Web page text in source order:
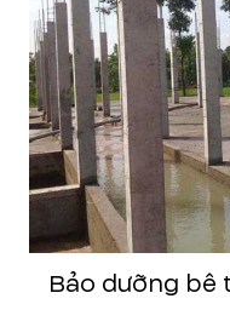
Bảo dưỡng bê